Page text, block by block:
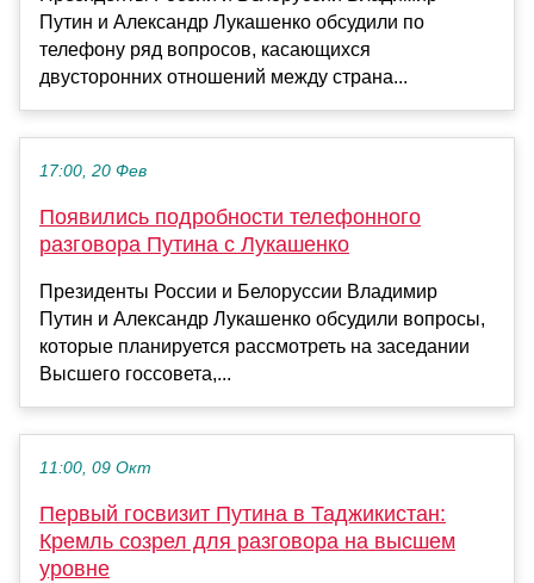
Путин и Александр Лукашенко обсудили по
телефону ряд вопросов, касающихся
двусторонних отношений между страна...
17:00, 20 Фев
Появились подробности телефонного
разговора Путина с Лукашенко
Президенты России и Белоруссии Владимир
Путин и Александр Лукашенко обсудили вопросы,
которые планируется рассмотреть на заседании
Высшего госсовета,...
11:00, 09 Окт
Первый госвизит Путина в Таджикистан:
Кремль созрел для разговора на высшем
уровне